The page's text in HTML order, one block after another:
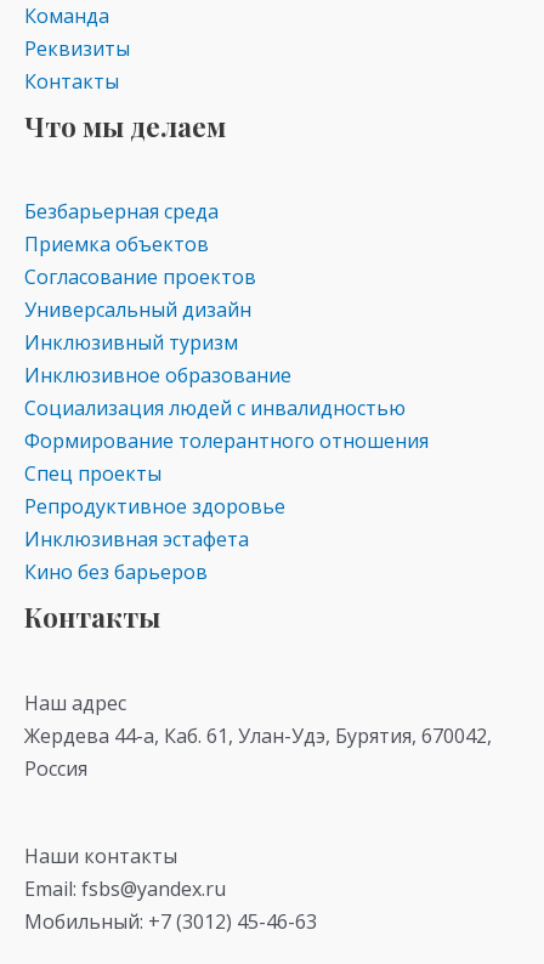
Команда
Реквизиты
Контакты
Что мы делаем
Безбарьерная среда
Приемка объектов
Согласование проектов
Универсальный дизайн
Инклюзивный туризм
Инклюзивное образование
Социализация людей с инвалидностью
Формирование толерантного отношения
Спец проекты
Репродуктивное здоровье
Инклюзивная эстафета
Кино без барьеров
Контакты
Наш адрес
Жердева 44-а, Каб. 61, Улан-Удэ, Бурятия, 670042,
Россия
Наши контакты
Email: fsbs@yandex.ru
Мобильный: +7 (3012) 45-46-63